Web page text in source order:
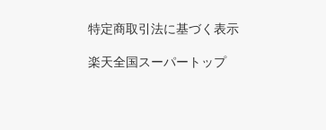
特定商取引法に基づく表示
楽天全国スーパートップ